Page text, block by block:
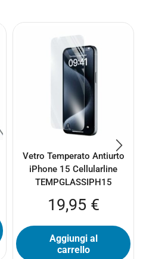
Vetro Temperato Antiurto
iPhone 15 Cellularline
TEMPGLASSIPH15
19,95 €
Aggiungi al
carrello